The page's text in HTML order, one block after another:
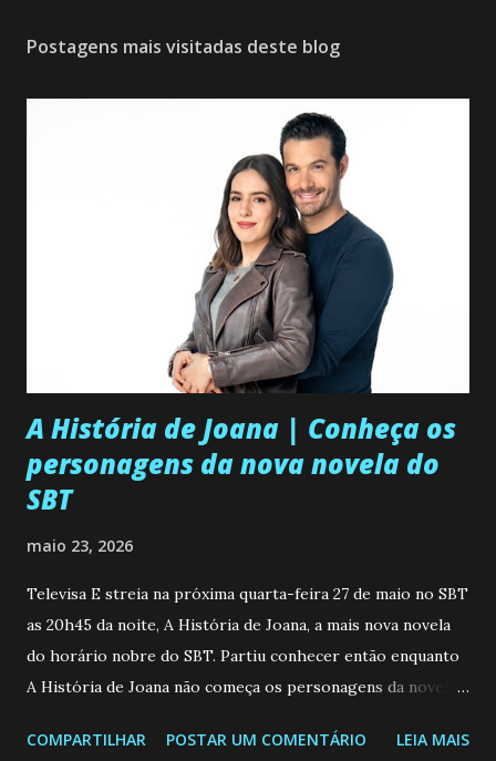
Postagens mais visitadas deste blog
A História de Joana | Conheça os
personagens da nova novela do
SBT
maio 23, 2026
Televisa E streia na próxima quarta-feira 27 de maio no SBT
as 20h45 da noite, A História de Joana, a mais nova novela
do horário nobre do SBT. Partiu conhecer então enquanto
A História de Joana não começa os personagens da novela?
de 25/05/26 a 31/05/26 JOANA GUADALUPE (Camila
COMPARTILHAR POSTAR UM COMENTÁRIO LEIA MAIS